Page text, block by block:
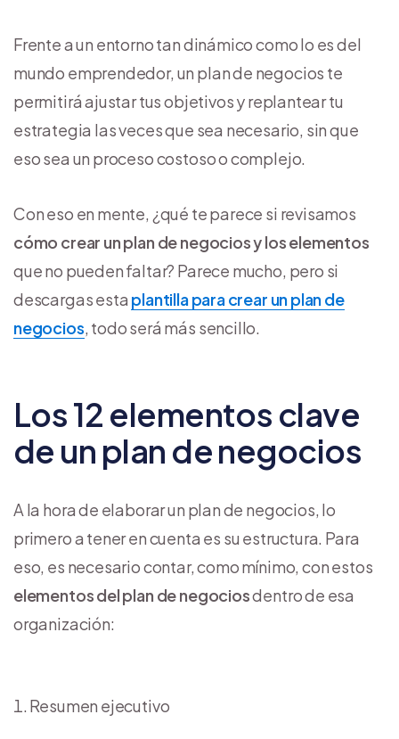
Frente a un entorno tan dinámico como lo es del
mundo emprendedor, un plan de negocios te
permitirá ajustar tus objetivos y replantear tu
estrategia las veces que sea necesario, sin que
eso sea un proceso costoso o complejo.
Con eso en mente, ¿qué te parece si revisamos
cómo crear un plan de negociosy los elementos
que no pueden faltar? Parece mucho, pero si
descargas esta plantilla para crear un plan de
negocios, todo será más sencillo.
Los 12 elementos clave
de un plan de negocios
A la hora de elaborar un plan de negocios, lo
primero a tener en cuenta es su estructura. Para
eso, es necesario contar, como mínimo, con estos
elementos del plan de negociosdentro de esa
organización:
Resumen ejecutivo